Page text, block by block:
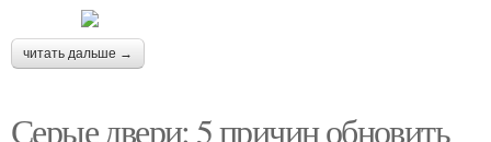
читать дальше →
Серые двери: 5 причин обновить